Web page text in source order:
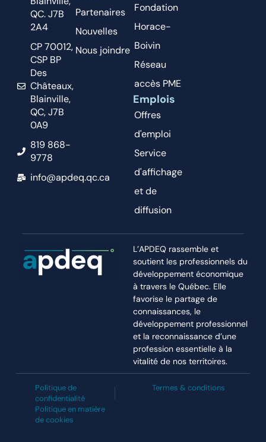
QC. J7B
2A4
CP 70012,
CSP BP
Des
Châteaux,
Blainville,
QC, J7B
0A9
819 868-
9778
info@apdeq.qc.ca
Partenaires
Nouvelles
Nous joindre
Fondation
Horace-
Boivin
Réseau
accès PME
Emplois
Offres
d'emploi
Service
d'affichage
et de
diffusion
L’APDEQ rassemble et
soutient les professionnels du
développement économique
à travers le Québec. Elle
favorise le partage de
connaissances, le
développement professionnel
et la reconnaissance d’une
profession essentielle à la
vitalité de nos territoires.
Politique de
confidentialité
Politique en matière
de cookies
Termes & conditions